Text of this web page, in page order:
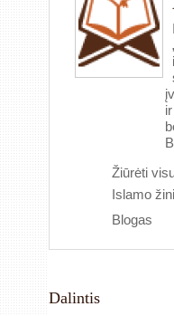
Žiūrėti
Islamo
Blogas
Dalintis